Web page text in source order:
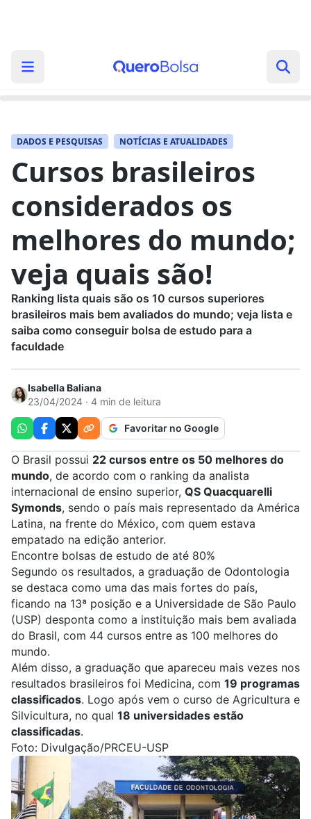
DADOS E PESQUISAS NOTÍCIAS E ATUALIDADES
Cursos brasileiros
considerados os
melhores do mundo;
veja quais são!
Ranking lista quais são os 10 cursos superiores
brasileiros mais bem avaliados do mundo; veja lista e
saiba como conseguir bolsa de estudo para a
faculdade
Isabella Baliana
23/04/2024 · 4 min de leitura
Favoritar no Google
O Brasil possui 22 cursos entre os 50 melhores do
mundo, de acordo com o ranking da analista
internacional de ensino superior, QS Quacquarelli
Symonds, sendo o país mais representado da América
Latina, na frente do México, com quem estava
empatado na edição anterior.
Encontre bolsas de estudo de até 80%
Segundo os resultados, a graduação de Odontologia
se destaca como uma das mais fortes do país,
ficando na 13ª posição e a Universidade de São Paulo
(USP) desponta como a instituição mais bem avaliada
do Brasil, com 44 cursos entre as 100 melhores do
mundo.
Além disso, a graduação que apareceu mais vezes nos
resultados brasileiros foi Medicina, com 19 programas
classificados. Logo após vem o curso de Agricultura e
Silvicultura, no qual 18 universidades estão
classificadas.
Foto: Divulgação/PRCEU-USP